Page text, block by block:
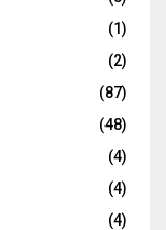
(1)
(2)
(87)
(48)
(4)
(4)
(4)